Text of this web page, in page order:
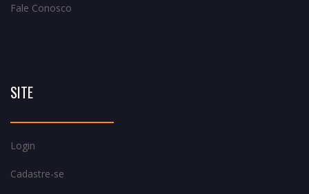
Fale Conosco
SITE
Login
Cadastre-se